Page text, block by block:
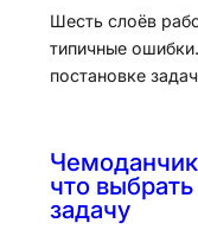
Шесть слоёв
типичные
постановке
что
задачу